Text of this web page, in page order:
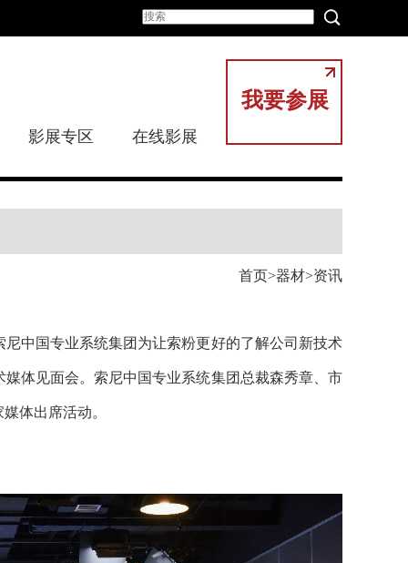
我要参展
影展专区 在线影展
首页 器材 资讯
中国专业系统集团为让索粉更好的了解公司新技术
体见面会。索尼中国专业系统集团总裁森秀章、市
体出席活动。